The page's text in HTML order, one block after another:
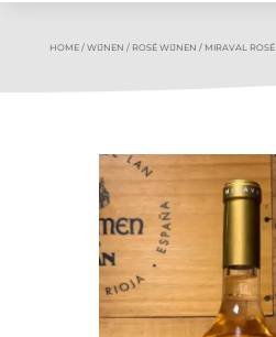
HOME/ WIJNEN / ROSÉ WIJNEN / MIRAVAL ROSÉ